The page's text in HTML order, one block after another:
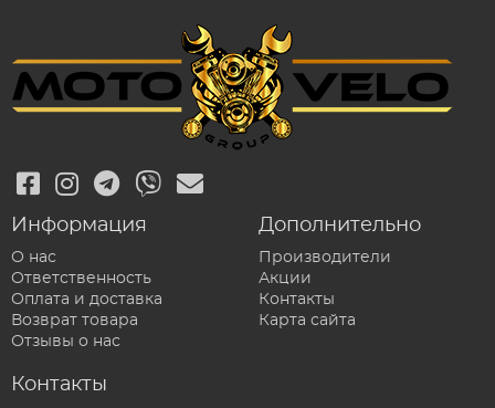
Информация
О нас
Ответственность
Оплата и доставка
Возврат товара
Отзывы о нас
Дополнительно
Производители
Акции
Контакты
Карта сайта
Контакты